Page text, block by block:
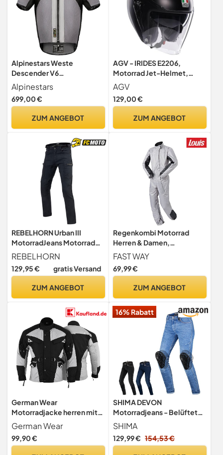
Alpinestars Weste
Descender V6
Motorradbekleidung,
Schwarz, XS-M Herren,
Schwarz
Alpinestars
699,00 €
ZUM ANGEBOT
AGV - IRIDES E2206,
Motorrad Jet-Helmet,
Unisex, Helm mit
Kratzfestes Visier mit UV-
Schutz, Matt Black, XL
AGV
129,00 €
ZUM ANGEBOT
REBELHORN Urban III
MotorradJeans Motorrad
Hosen Herren | Aramidfaser
Futter | Knie und Hüft
Protektoren Stufe 2 |
Passform Motorradhose mit
REBELHORN
129,95 € gratis Versand
ZUM ANGEBOT
Regenkombi Motorrad
Herren & Damen,
Wasserdichter &
Winddichter Regenanzug,
Motorrad Regenbekleidung
Regenbekleidung, Silber,
FAST WAY
69,99 €
ZUM ANGEBOT
German Wear
Motorradjacke herren mit
geprüfte protektoren
motorrad jacke
herausnehmbar futter
German Wear
99,90 €
16% Rabatt
SHIMA DEVON
Motorradjeans - Belüftete
Elastische Slim Fit Biker
Motorradhose mit FiberQL-
Verstärkungen, CE Knie-
SHIMA
129,99 € 154,53 €